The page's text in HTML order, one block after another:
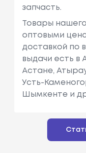
запчасть.
Товары
оптовыми
доставкой по
выдачи есть в
Астане,
Усть-
Шымкенте и